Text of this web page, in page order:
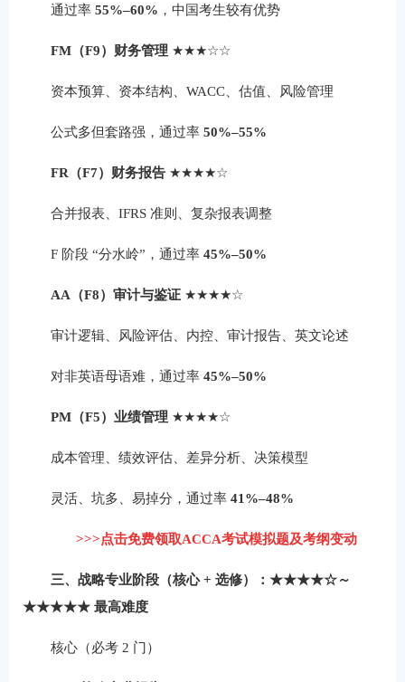
通过率 55%–60% ，中国考生较有优势
FM（F9）财务管理★★★☆☆
资本预算、资本结构、WACC、估值、风险管理
公式多但套路强，通过率 50%–55%
FR（F7）财务报告★★★★☆
合并报表、IFRS 准则、复杂报表调整
F 阶段 “分水岭”，通过率 45%–50%
AA（F8）审计与鉴证★★★★☆
审计逻辑、风险评估、内控、审计报告、英文论述
对非英语母语难，通过率 45%–50%
PM（F5）业绩管理★★★★☆
成本管理、绩效评估、差异分析、决策模型
灵活、坑多、易掉分，通过率 41%–48%
>>>点击免费领取ACCA考试模拟题及考纲变动
三、战略专业阶段（核心 + 选修）：★★★★☆～
★★★★★ 最高难度
核心（必考 2 门）